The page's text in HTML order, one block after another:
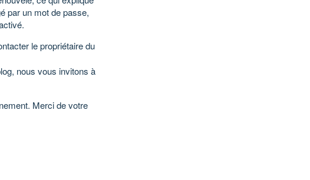
par un mot de passe,
le propriétaire du
nous vous invitons à
Merci de votre